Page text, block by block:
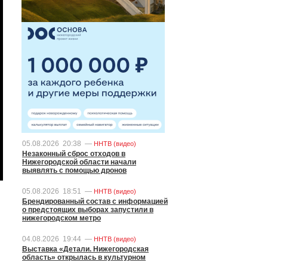
05.08.2026 20:38 — ННТВ (видео)
Незаконный сброс отходов в
Нижегородской области начали
выявлять с помощью дронов
05.08.2026 18:51 — ННТВ (видео)
Брендированный состав с информацией
о предстоящих выборах запустили в
нижегородском метро
04.08.2026 19:44 — ННТВ (видео)
Выставка «Детали. Нижегородская
область» открылась в культурном